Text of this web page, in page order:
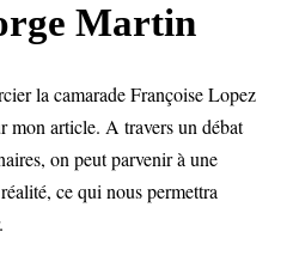
Martin
la camarade Françoise Lopez
mon article. A travers un débat
on peut parvenir à une
ce qui nous permettra